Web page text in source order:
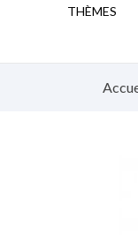
THÈMES